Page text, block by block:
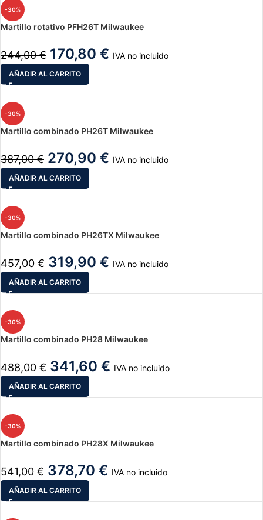
-30%
Martillo rotativo PFH26T Milwaukee
244,00€ 170,80 € IVA no incluido
AÑADIR AL CARRITO
-30%
Martillo combinado PH26T Milwaukee
387,00€ 270,90 € IVA no incluido
AÑADIR AL CARRITO
-30%
Martillo combinado PH26TX Milwaukee
457,00€ 319,90 € IVA no incluido
AÑADIR AL CARRITO
-30%
Martillo combinado PH28 Milwaukee
488,00€ 341,60 € IVA no incluido
AÑADIR AL CARRITO
-30%
Martillo combinado PH28X Milwaukee
541,00€ 378,70 € IVA no incluido
AÑADIR AL CARRITO